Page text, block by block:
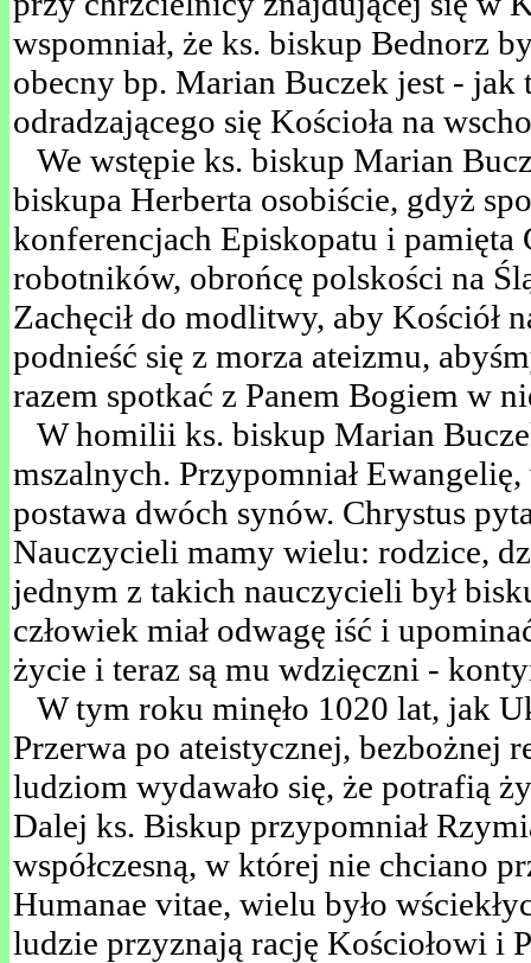
wspomniał, że ks. biskup Bednorz
obecny bp. Marian Buczek jest -
odradzającego się Kościoła na
We wstępie ks. biskup Marian
biskupa Herberta osobiście, gdyż
konferencjach Episkopatu i pamięta
robotników, obrońcę polskości na
Zachęcił do modlitwy, aby Kościół
podnieść się z morza ateizmu,
razem spotkać z Panem Bogiem w
W homilii ks. biskup Marian
mszalnych. Przypomniał
postawa dwóch synów. Chrystus
Nauczycieli mamy wielu: rodzice,
jednym z takich nauczycieli był
człowiek miał odwagę iść i
życie i teraz są mu wdzięczni -
W tym roku minęło 1020 lat, jak
Przerwa po ateistycznej, bezbożnej
ludziom wydawało się, że potrafią
Dalej ks. Biskup przypomniał
współczesną, w której nie chciano
Humanae vitae, wielu było
ludzie przyznają rację Kościołowi i